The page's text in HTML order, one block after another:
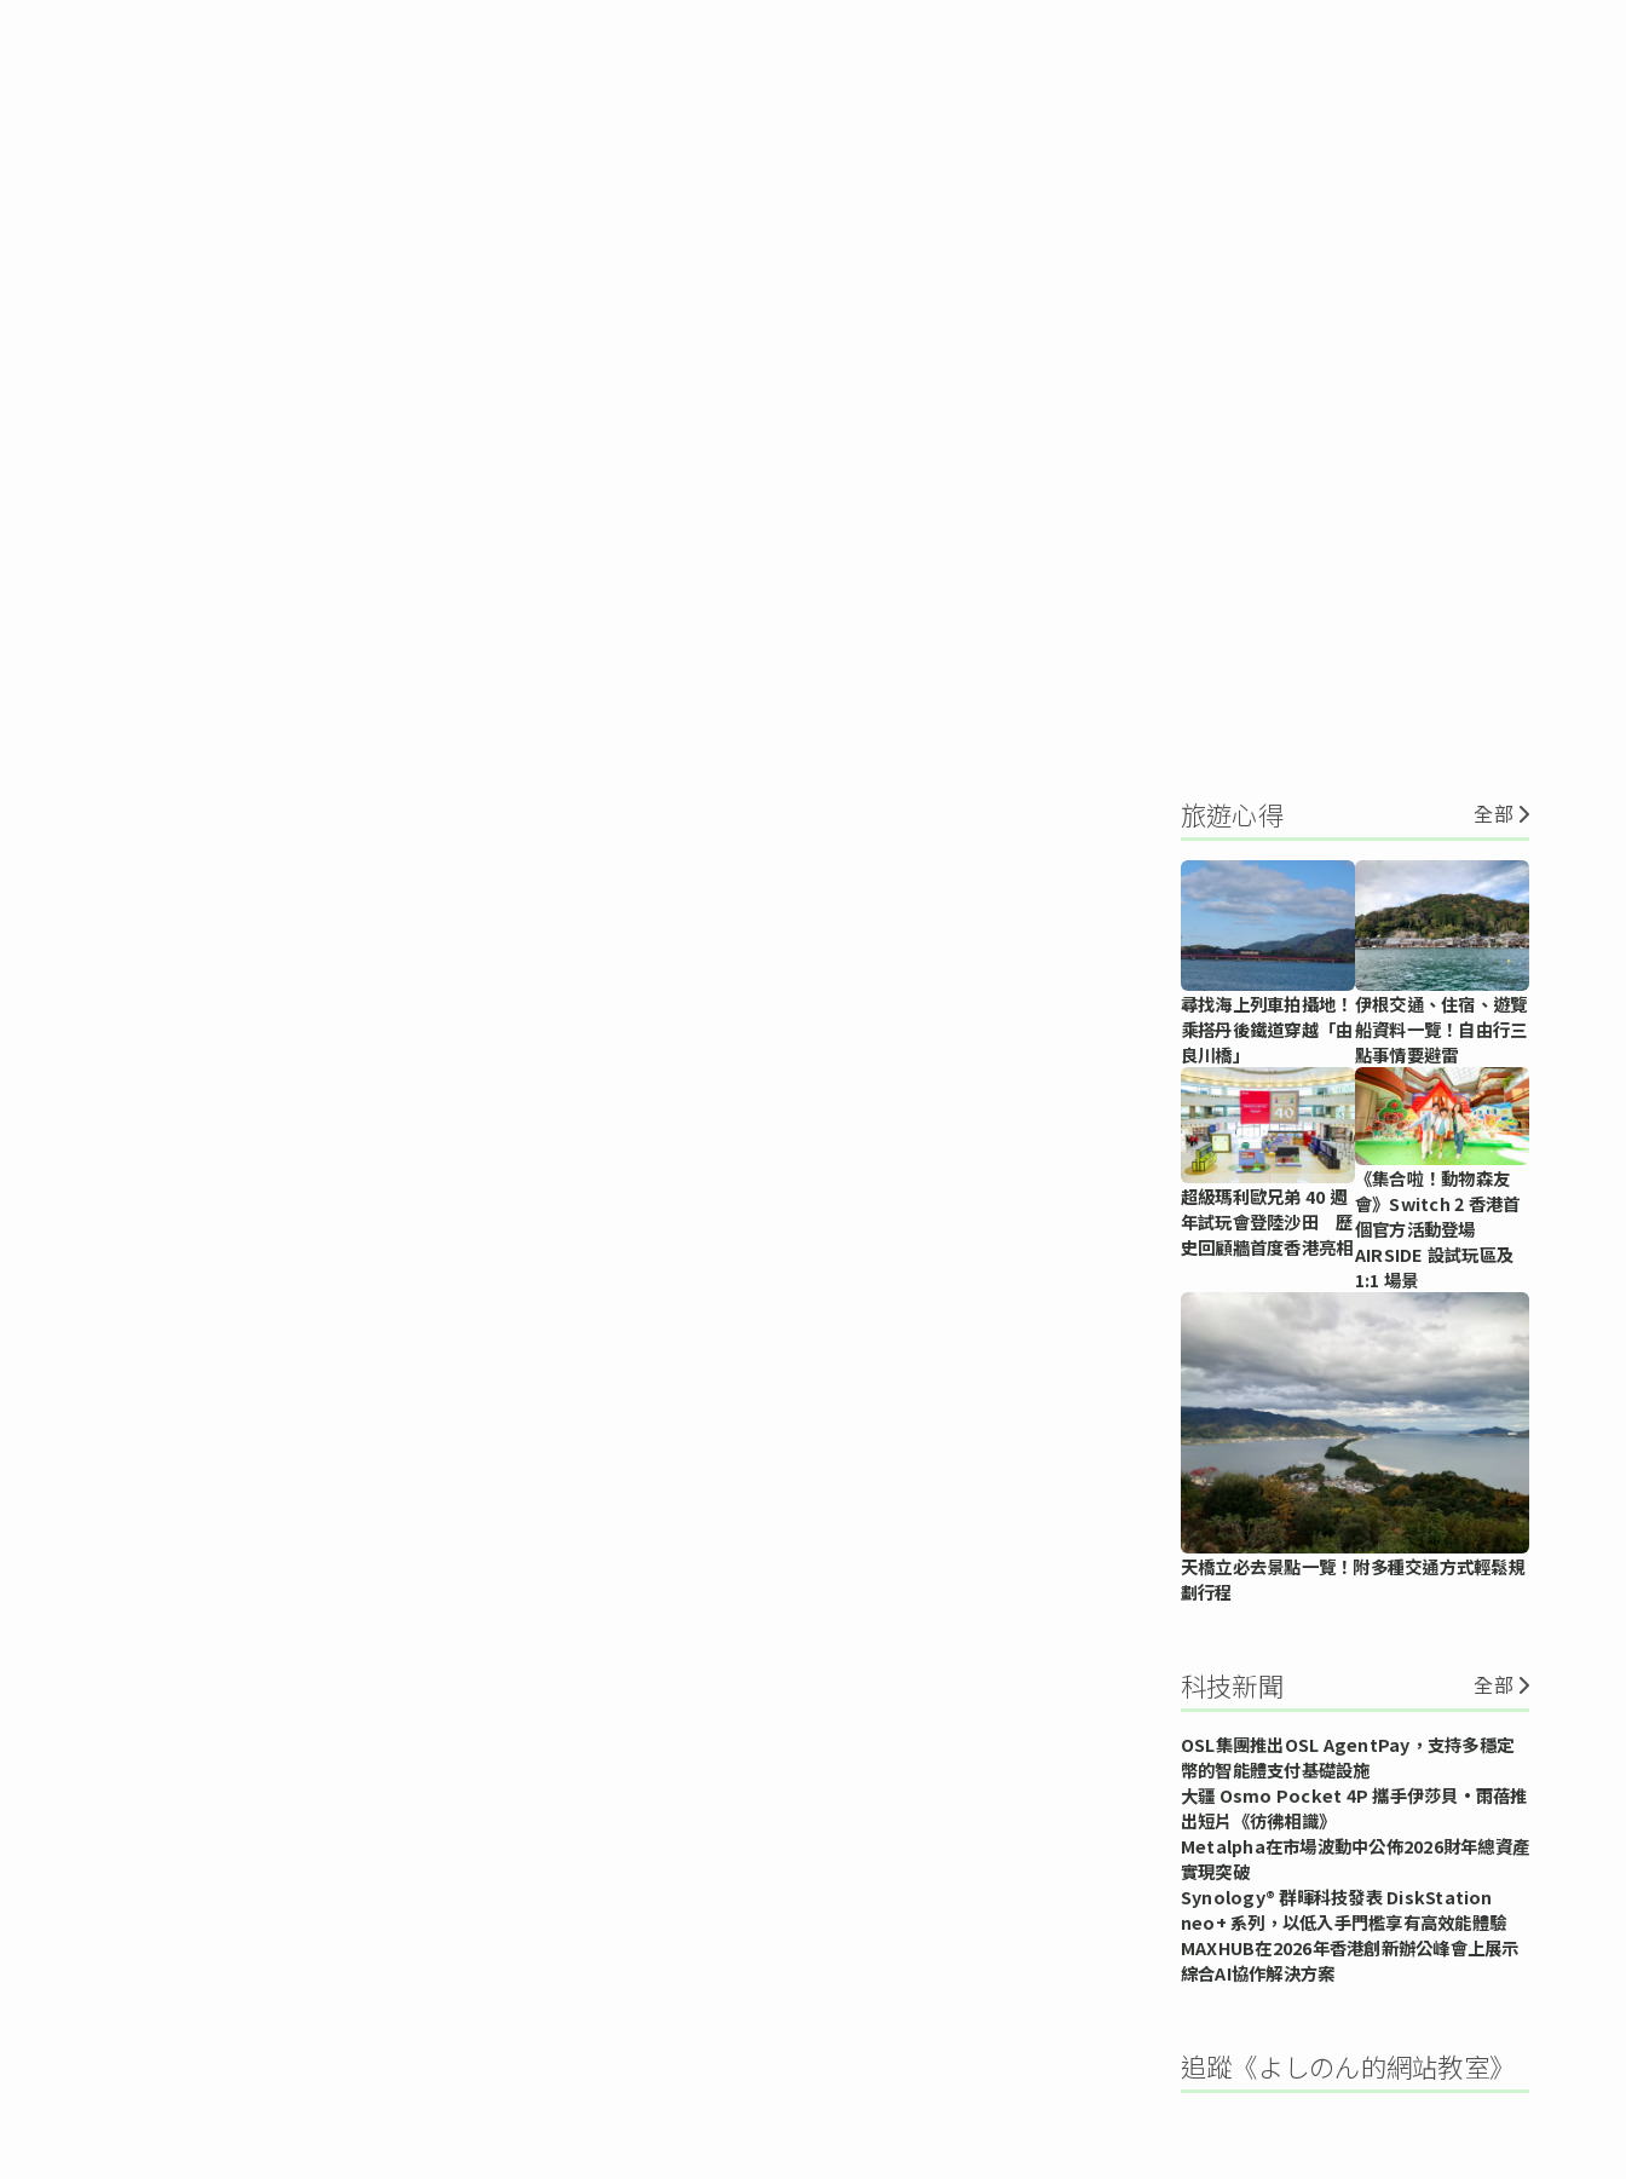
旅遊心得 全部
尋找海上列車拍攝地！
乘搭丹後鐵道穿越「由
良川橋」
伊根交通、住宿、遊覽
船資料一覽！自由行三
點事情要避雷
超級瑪利歐兄弟 40 週
年試玩會登陸沙田 歷
史回顧牆首度香港亮相
《集合啦！動物森友
會》Switch 2 香港首
個官方活動登場
AIRSIDE 設試玩區及
1:1 場景
天橋立必去景點一覽！附多種交通方式輕鬆規
劃行程
科技新聞 全部
OSL集團推出OSL AgentPay，支持多穩定
幣的智能體支付基礎設施
大疆 Osmo Pocket 4P 攜手伊莎貝•雨蓓推
出短片《彷彿相識》
Metalpha在市場波動中公佈2026財年總資產
實現突破
Synology® 群暉科技發表 DiskStation
neo+ 系列，以低入手門檻享有高效能體驗
MAXHUB在2026年香港創新辦公峰會上展示
綜合AI協作解決方案
追蹤《よしのん的網站教室》